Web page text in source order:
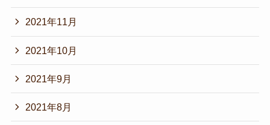
2021年11月
2021年10月
2021年9月
2021年8月